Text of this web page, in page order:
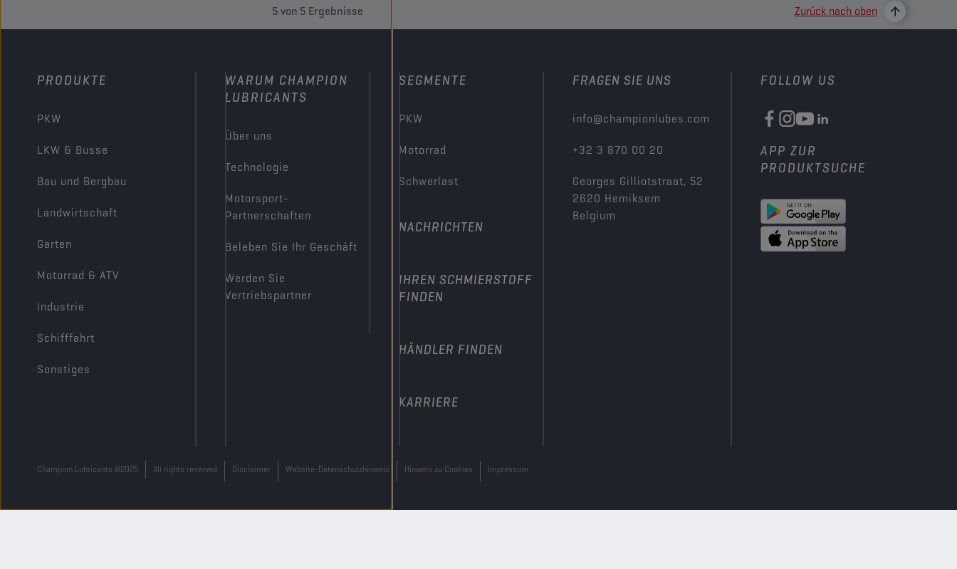
5von 5 Ergebnisse Zurück nach oben
PRODUKTE
PKW
LKW & Busse
Bau und Bergbau
Landwirtschaft
Garten
Motorrad & ATV
Industrie
Schifffahrt
Sonstiges
WARUM CHAMPION
LUBRICANTS
Über uns
Technologie
Motorsport-
Partnerschaften
Beleben Sie Ihr Geschäft
Werden Sie
Vertriebspartner
SEGMENTE
PKW
Motorrad
Schwerlast
NACHRICHTEN
IHREN SCHMIERSTOFF
FINDEN
HÄNDLER FINDEN
KARRIERE
FRAGEN SIE UNS
info@championlubes.com
+32 3 870 00 20
Georges Gilliotstraat, 52
2620 Hemiksem
Belgium
FOLLOW US
APP ZUR
PRODUKTSUCHE
Champion Lubricants ©2025 All rights reserved Disclaimer Website-Datenschutzhinweis Hinweis zu Cookies Impressum